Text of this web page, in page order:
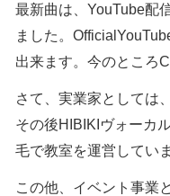
最新曲は、YouTube配
ました。
出来ます。今のところ
さて、実業家としては
その後HIBIKIヴォーカ
毛で教室を運営していま
この他、イベント事業